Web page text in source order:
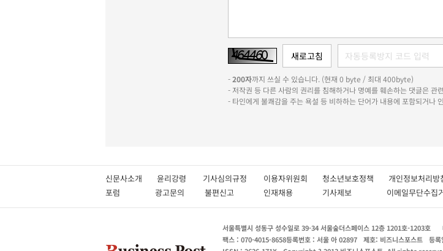
-200자까지 쓰실 수 있습니다. (현재 0 byte / 최대 400byte)
- 저작권 등 다른 사람의 권리를 침해하거나 명예를 훼손하는 댓글은 관
- 타인에게 불쾌감을 주는 욕설 등 비하하는 단어가 내용에 포함되거나
신문사소개 윤리강령 기사심의규정 이용자위원회 청소년보호정책 개인정보처
포럼
광고문의 불편신고 인재채용 기사제보 이메일무단수집
서울특별시 성동구 성수일로 39-34 서울숲더스페이스 12층 1201호-1203호
팩스 : 070-4015-8658등록번호 : 서울 아 02897 제호: 비즈니스포스트 등